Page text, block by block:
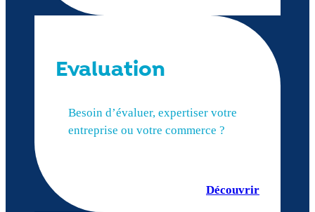
Evaluation
Besoin d’évaluer, expertiser votre
entreprise ou votre commerce ?
Découvrir